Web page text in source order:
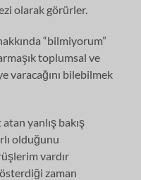
olarak görürler.
“bilmiyorum”
toplumsal ve
varacağını bilebilmek
yanlış bakış
olduğunu
vardır
zaman